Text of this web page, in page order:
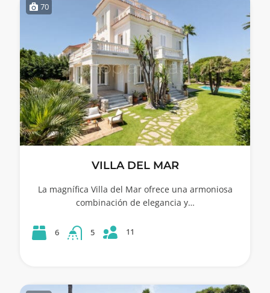
70
VILLA DEL MAR
La magnífica Villa del Mar ofrece una armoniosa
combinación de elegancia y…
6 5 11